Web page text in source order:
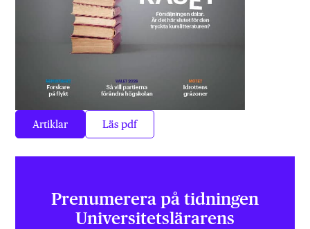
Artiklar Läs pdf
Prenumerera på tidningen
Universitets­lärarens